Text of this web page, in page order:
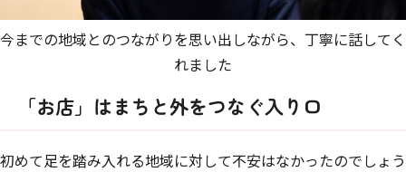
今までの地域とのつながりを思い出しながら、丁寧に話してく
れました
「お店」はまちと外をつなぐ入り口
初めて足を踏み入れる地域に対して不安はなかったのでしょう